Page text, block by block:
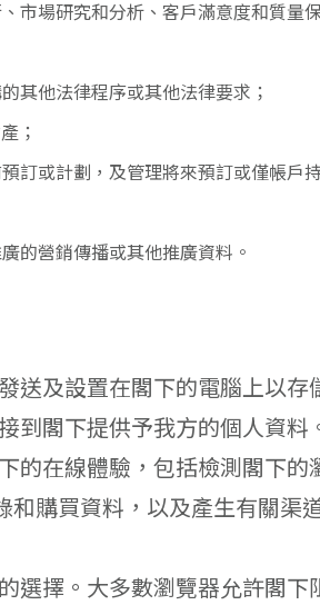
市場研究和分析、客戶滿意度和質量
其他法律程序或其他法律要求；
；
訂或計劃，及管理將來預訂或僅帳戶
的營銷傳播或其他推廣資料。
送及設置在閣下的電腦上以存
到閣下提供予我方的個人資料
的在線體驗，包括檢測閣下的
購買資料，以及產生有關渠
選擇。大多數瀏覽器允許閣下